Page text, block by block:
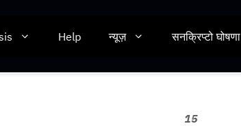
Help न्यूज़ सनक्रिप्टो घोषणा
15